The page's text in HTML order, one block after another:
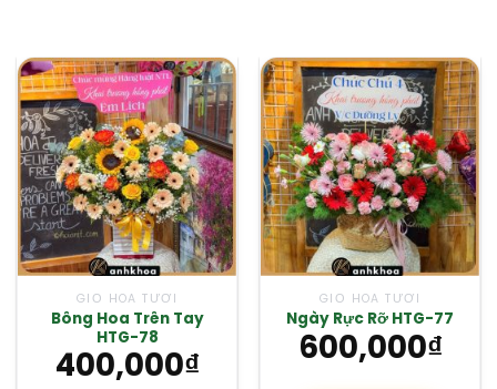
GIỎ HOA TƯƠI
Bông Hoa Trên Tay
HTG-78
400,000₫
GIỎ HOA TƯƠI
Ngày Rực Rỡ HTG-77
600,000₫